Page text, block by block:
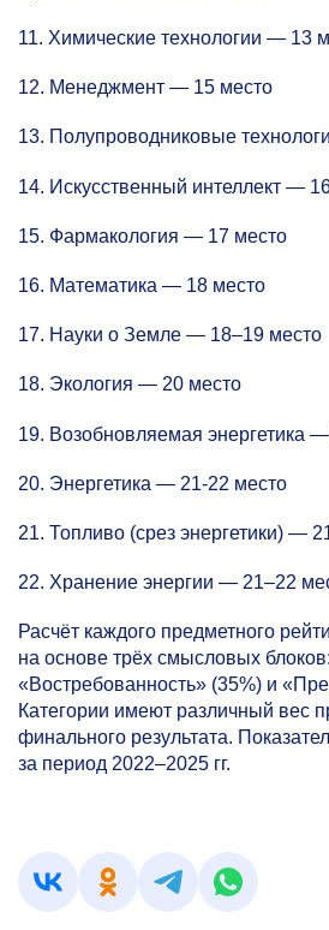
11. Химические технологии — 13
12. Менеджмент — 15 место
13. Полупроводниковые
14. Искусственный интеллект —
15. Фармакология — 17 место
16. Математика — 18 место
17. Науки о Земле — 18–19 место
18. Экология — 20 место
19. Возобновляемая энергетика
20. Энергетика — 21-22 место
21. Топливо (срез энергетики) —
22. Хранение энергии — 21–22
Расчёт каждого предметного
на основе трёх смысловых
«Востребованность» (35%) и
Категории имеют различный вес
финального результата.
за период 2022–2025 гг.